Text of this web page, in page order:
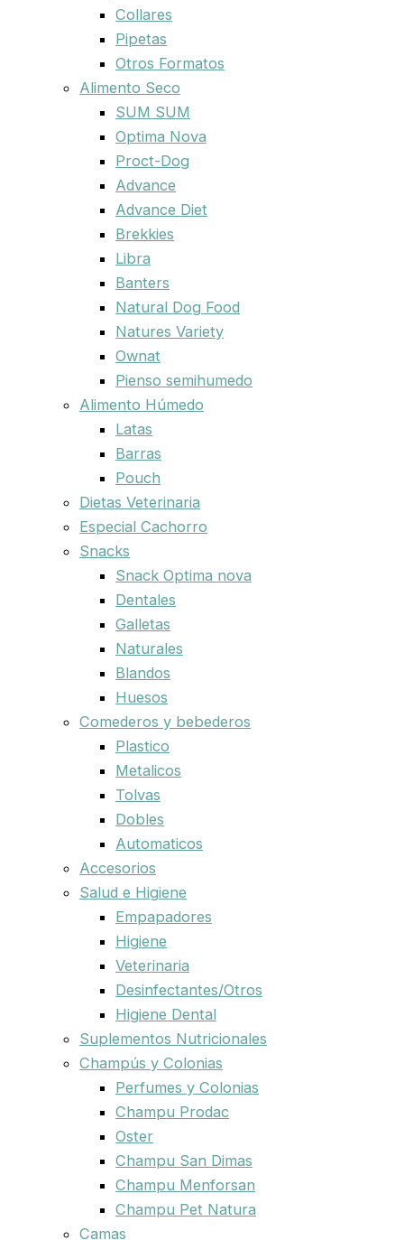
Collares
Pipetas
Otros Formatos
Alimento Seco
SUM SUM
Optima Nova
Proct-Dog
Advance
Advance Diet
Brekkies
Libra
Banters
Natural Dog Food
Natures Variety
Ownat
Pienso semihumedo
Alimento Húmedo
Latas
Barras
Pouch
Dietas Veterinaria
Especial Cachorro
Snacks
Snack Optima nova
Dentales
Galletas
Naturales
Blandos
Huesos
Comederos y bebederos
Plastico
Metalicos
Tolvas
Dobles
Automaticos
Accesorios
Salud e Higiene
Empapadores
Higiene
Veterinaria
Desinfectantes/Otros
Higiene Dental
Suplementos Nutricionales
Champús y Colonias
Perfumes y Colonias
Champu Prodac
Oster
Champu San Dimas
Champu Menforsan
Champu Pet Natura
Camas